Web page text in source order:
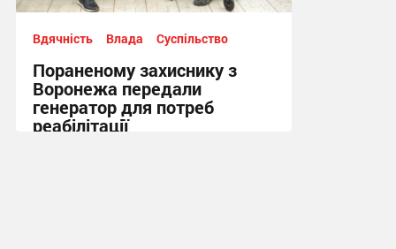
Вдячність Влада Суспільство
Пораненому захиснику з
Воронежа передали
генератор для потреб
реабілітації